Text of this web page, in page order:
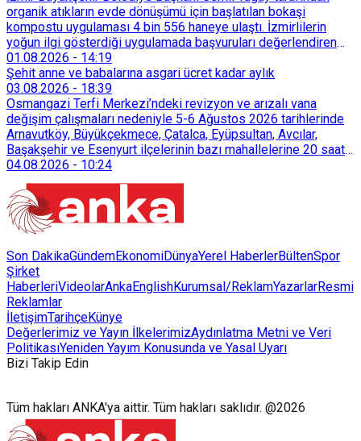
organik atıkların evde dönüşümü için başlatılan bokaşi
kompostu uygulaması 4 bin 556 haneye ulaştı. İzmirlilerin
yoğun ilgi gösterdiği uygulamada başvuruları değerlendiren
Tarımsal Hizmetler Dairesi Başkanlığı, farklı ilçelerde toplam
128 bokaşi kompost eğitimi düzenleyerek İzmirlileri
sürdürülebilir atık yönetimi sistemine dahil etti.
01.08.2026 - 14:19
Şehit anne ve babalarına asgari ücret kadar aylık
03.08.2026 - 18:39
Osmangazi Terfi Merkezi’ndeki revizyon ve arızalı vana
değişim çalışmaları nedeniyle 5-6 Ağustos 2026 tarihlerinde
Arnavutköy, Büyükçekmece, Çatalca, Eyüpsultan, Avcılar,
Başakşehir ve Esenyurt ilçelerinin bazı mahallelerine 20 saat
süreyle su verilemeyecek.
04.08.2026 - 10:24
Son DakikaGündemEkonomiDünyaYerel HaberlerBültenSpor
Şirket
HaberleriVideolarAnkaEnglishKurumsal/ReklamYazarlarResmi
Reklamlar
İletişimTarihçeKünye
Değerlerimiz ve Yayın İlkelerimizAydınlatma Metni ve Veri
PolitikasıYeniden Yayım Konusunda ve Yasal Uyarı
Bizi Takip Edin
Tüm hakları ANKA'ya aittir. Tüm hakları saklıdır. @2026